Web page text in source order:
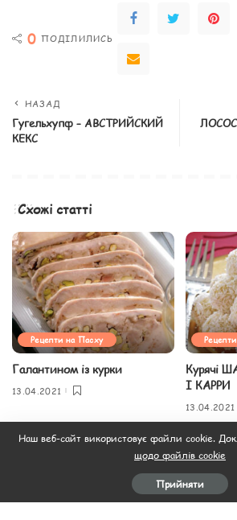
0 ПОДІЛИЛИСЬ
НАЗАД
Гугельхупф – АВСТРИЙСКИЙ
КЕКС
Схожі статті
Рецепти на Пасху
Галантином із курки
13.04.2021
Курячі
І КАРРИ
13.04.2021
Наш веб-сайт використовує файли cookie.
щодо файлів cookie
Прийняти